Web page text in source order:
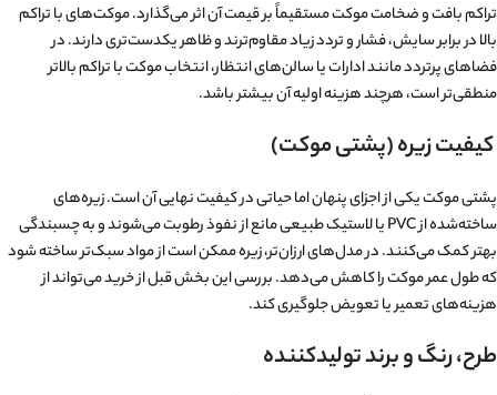
تراکم بافت و ضخامت موکت مستقیماً بر قیمت آن اثر می‌گذارد. موکت‌های با تراکم
بالا در برابر سایش، فشار و تردد زیاد مقاوم‌ترند و ظاهر یکدست‌تری دارند. در
فضاهای پرتردد مانند ادارات یا سالن‌های انتظار، انتخاب موکت با تراکم بالاتر
منطقی‌تر است، هرچند هزینه اولیه آن بیشتر باشد.
کیفیت زیره (پشتی موکت)
پشتی موکت یکی از اجزای پنهان اما حیاتی در کیفیت نهایی آن است. زیره‌های
ساخته‌شده از PVC یا لاستیک طبیعی مانع از نفوذ رطوبت می‌شوند و به چسبندگی
بهتر کمک می‌کنند. در مدل‌های ارزان‌تر، زیره ممکن است از مواد سبک‌تر ساخته شود
که طول عمر موکت را کاهش می‌دهد. بررسی این بخش قبل از خرید می‌تواند از
هزینه‌های تعمیر یا تعویض جلوگیری کند.
طرح، رنگ و برند تولیدکننده